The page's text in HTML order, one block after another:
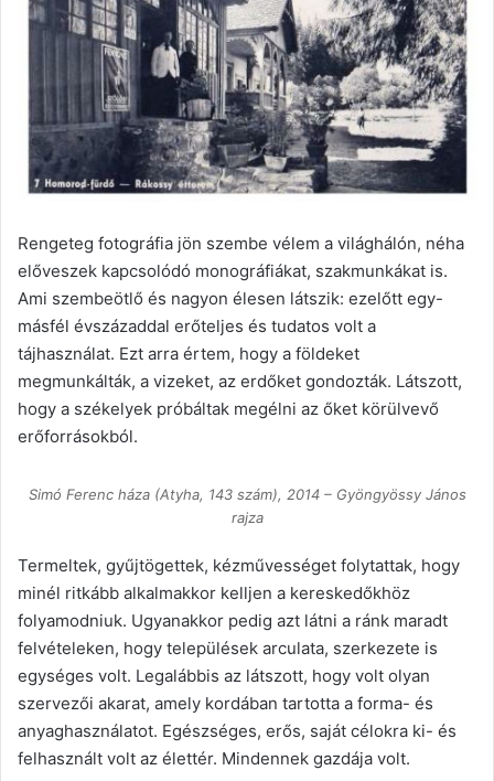
Rengeteg fotográfia jön szembe vélem a világhálón, néha
előveszek kapcsolódó monográfiákat, szakmunkákat is.
Ami szembeötlő és nagyon élesen látszik: ezelőtt egy-
másfél évszázaddal erőteljes és tudatos volt a
tájhasználat. Ezt arra értem, hogy a földeket
megmunkálták, a vizeket, az erdőket gondozták. Látszott,
hogy a székelyek próbáltak megélni az őket körülvevő
erőforrásokból.
Simó Ferenc háza (Atyha, 143 szám), 2014 – Gyöngyössy János
rajza
Termeltek, gyűjtögettek, kézművességet folytattak, hogy
minél ritkább alkalmakkor kelljen a kereskedőkhöz
folyamodniuk. Ugyanakkor pedig azt látni a ránk maradt
felvételeken, hogy települések arculata, szerkezete is
egységes volt. Legalábbis az látszott, hogy volt olyan
szervezői akarat, amely kordában tartotta a forma- és
anyaghasználatot. Egészséges, erős, saját célokra ki- és
felhasznált volt az élettér. Mindennek gazdája volt.